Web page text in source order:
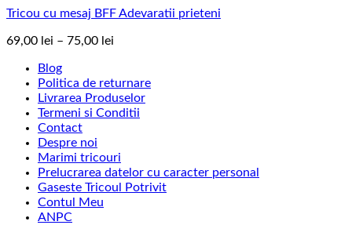
Tricou cu mesaj BFF Adevaratii prieteni
69,00 lei – 75,00 lei
69,00 lei
până
la
Blog
Politica de returnare
Livrarea Produselor
Termeni si Conditii
Contact
Despre noi
Marimi tricouri
Prelucrarea datelor cu caracter personal
Gaseste Tricoul Potrivit
Contul Meu
ANPC